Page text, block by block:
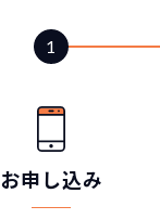
お申し込み